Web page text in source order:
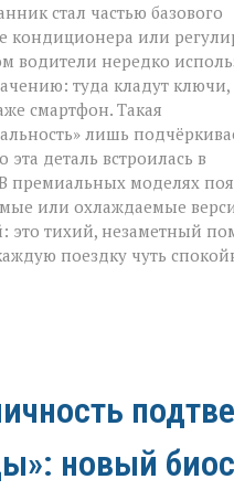
стал частью базового
кондиционера или
водители нередко
туда кладут
смартфон. Такая
лишь
эта деталь встроилась в
премиальных моделях
или охлаждаемые
это тихий, незаметный
поездку чуть
новый